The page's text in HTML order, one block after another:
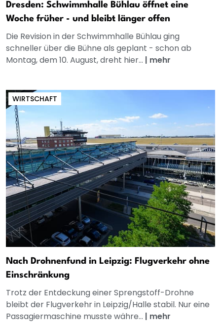
Dresden: Schwimmhalle Bühlau öffnet eine
Woche früher - und bleibt länger offen
Die Revision in der Schwimmhalle Bühlau ging
schneller über die Bühne als geplant - schon ab
Montag, dem 10. August, dreht hier... | mehr
WIRTSCHAFT
Nach Drohnenfund in Leipzig: Flugverkehr ohne
Einschränkung
Trotz der Entdeckung einer Sprengstoff-Drohne
bleibt der Flugverkehr in Leipzig/Halle stabil. Nur eine
Passagiermaschine musste währe... | mehr